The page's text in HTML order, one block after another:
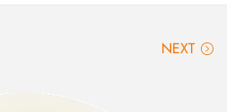
NEXT